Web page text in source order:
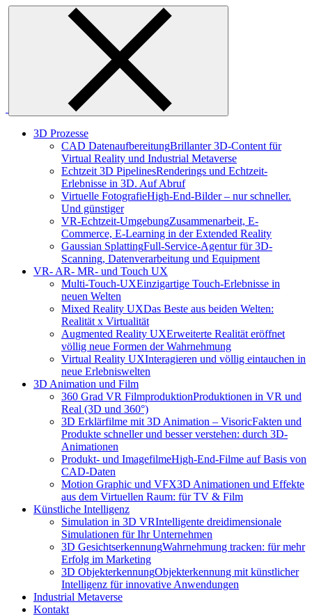
Skip
3D Prozesse
CAD DatenaufbereitungBrillanter 3D-Content für
Virtual Reality und Industrial Metaverse
Echtzeit 3D PipelinesRenderings und Echtzeit-
Erlebnisse in 3D. Auf Abruf
Virtuelle FotografieHigh-End-Bilder – nur schneller.
Und günstiger
VR-Echtzeit-UmgebungZusammenarbeit, E-
Commerce, E-Learning in der Extended Reality
Gaussian SplattingFull-Service-Agentur für 3D-
Scanning, Datenverarbeitung und Equipment
VR- AR- MR- und Touch UX
Multi-Touch-UXEinzigartige Touch-Erlebnisse in
neuen Welten
Mixed Reality UXDas Beste aus beiden Welten:
Realität x Virtualität
Augmented Reality UXErweiterte Realität eröffnet
völlig neue Formen der Wahrnehmung
Virtual Reality UXInteragieren und völlig eintauchen in
neue Erlebniswelten
3D Animation und Film
360 Grad VR FilmproduktionProduktionen in VR und
Real (3D und 360°)
3D Erklärfilme mit 3D Animation – VisoricFakten und
Produkte schneller und besser verstehen: durch 3D-
Animationen
Produkt- und ImagefilmeHigh-End-Filme auf Basis von
CAD-Daten
Motion Graphic und VFX3D Animationen und Effekte
aus dem Virtuellen Raum: für TV & Film
Künstliche Intelligenz
Simulation in 3D VRIntelligente dreidimensionale
Simulationen für Ihr Unternehmen
3D GesichtserkennungWahrnehmung tracken: für mehr
Erfolg im Marketing
3D ObjekterkennungObjekterkennung mit künstlicher
Intelligenz für innovative Anwendungen
Industrial Metaverse
Kontakt